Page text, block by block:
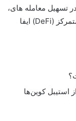
تسهیل معامله های،
انتقال قیمت، و گسترش اکوسیستم مالی غیرمتمرکز (DeFi) ایفا
از استیبل کوین‌ها